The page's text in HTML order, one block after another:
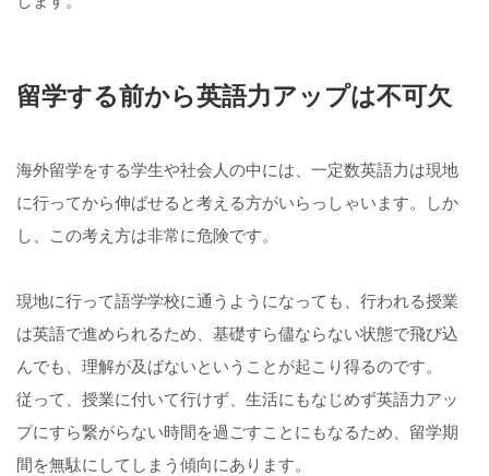
留学する前から英語力アップは不可欠
海外留学をする学生や社会人の中には、一定数英語力は現地
に行ってから伸ばせると考える方がいらっしゃいます。しか
し、この考え方は非常に危険です。
現地に行って語学学校に通うようになっても、行われる授業
は英語で進められるため、基礎すら儘ならない状態で飛び込
んでも、理解が及ばないということが起こり得るのです。
従って、授業に付いて行けず、生活にもなじめず英語力アッ
プにすら繋がらない時間を過ごすことにもなるため、留学期
間を無駄にしてしまう傾向にあります。